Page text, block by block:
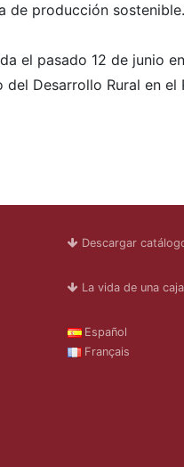
de producción sostenible.
el pasado 12 de junio
Desarrollo Rural en el
Descargar
La vida de una
Español
Français